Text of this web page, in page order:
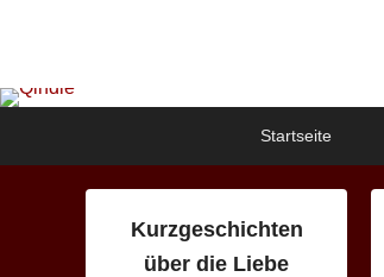
Startseite
Kurzgeschichten
über die Liebe